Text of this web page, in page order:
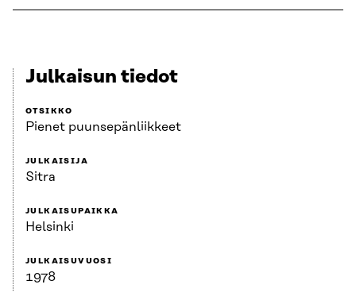
Julkaisun tiedot
OTSIKKO
Pienet puunsepänliikkeet
JULKAISIJA
Sitra
JULKAISUPAIKKA
Helsinki
JULKAISUVUOSI
1978